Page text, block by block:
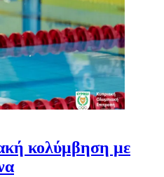
κολύμβηση με